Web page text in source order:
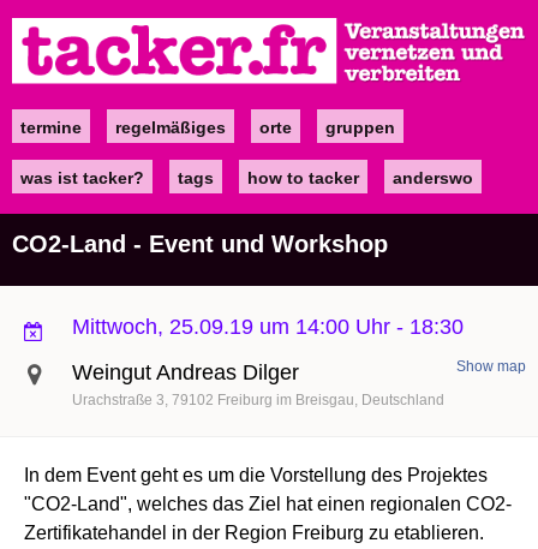
zum
Inhalt
Maintermine regelmäßiges orte gruppen
was ist tacker? tags how to tacker anderswo
CO2-Land - Event und Workshop
Mittwoch, 25.09.19 um 14:00 Uhr - 18:30
Weingut Andreas Dilger
Urachstraße 3 79102 Freiburg im Breisgau Deutschland
Show map
In dem Event geht es um die Vorstellung des Projektes
"CO2-Land", welches das Ziel hat einen regionalen CO2-
Zertifikatehandel in der Region Freiburg zu etablieren.